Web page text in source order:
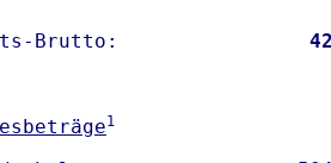
Brutto:
1